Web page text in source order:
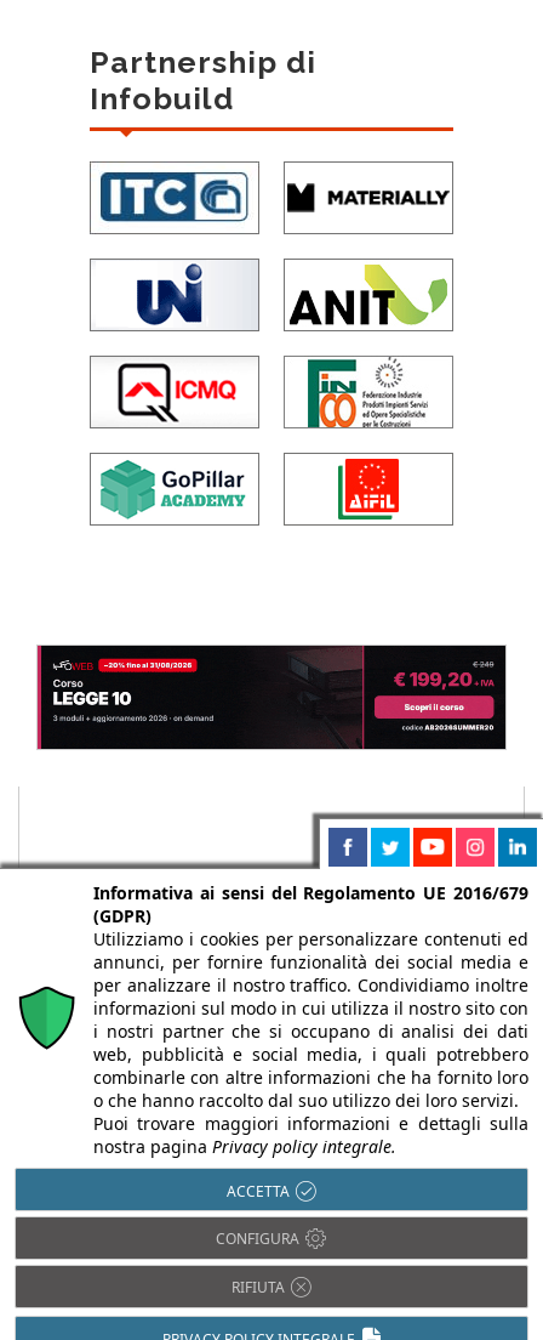
Partnership di
Infobuild
Chi siamo Autori Per la tua pubblicità
Iscriviti alla
newsletter
Infobuild è testata registrata presso il Tribunale di Milano al n° 63
dell’8/3/2013 - ISSN 2282-2267
© 2000-2026 Infoweb srl - P.IVA 13155920153 - Tutti i diritti
riservati |Privacy
Informativa ai sensi del Regolamento UE 2016/679
(GDPR)
Utilizziamo i cookies per personalizzare contenuti ed
annunci, per fornire funzionalità dei social media e
per analizzare il nostro traffico. Condividiamo inoltre
informazioni sul modo in cui utilizza il nostro sito con
i nostri partner che si occupano di analisi dei dati
web, pubblicità e social media, i quali potrebbero
combinarle con altre informazioni che ha fornito loro
o che hanno raccolto dal suo utilizzo dei loro servizi.
Puoi trovare maggiori informazioni e dettagli sulla
nostra pagina Privacy policy integrale.
ACCETTA
CONFIGURA
RIFIUTA